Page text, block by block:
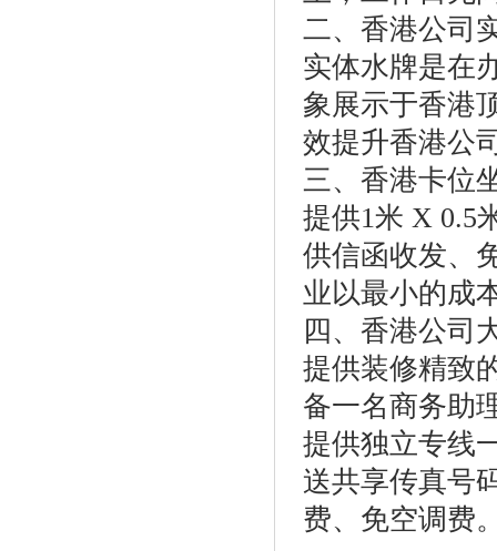
二、香港公司
实体水牌是在
象展示于香港
效提升香港公
三、香港卡位
提供1米 X 0.5
供信函收发、
业以最小的成
四、香港公司
提供装修精致
备一名商务助
提供独立专线
送共享传真号
费、免空调费